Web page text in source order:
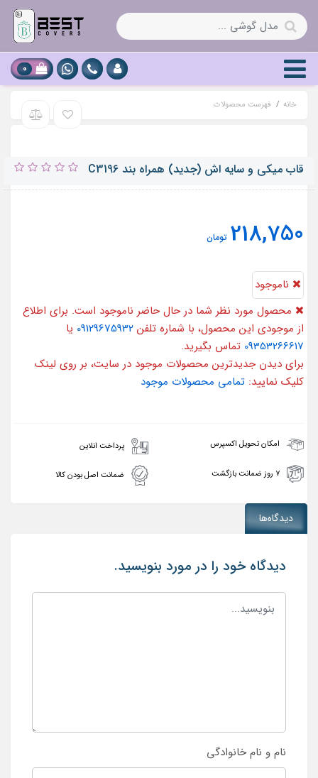
0
خانه فهرست محصولات
قاب میکی و سایه اش (جدید) همراه بند C3196
218,750 تومان
ناموجود
محصول مورد نظر شما در حال حاضر ناموجود است. برای اطلاع
از موجودی این محصول، با شماره تلفن 09129675932 یا
09353266617 تماس بگیرید.
برای دیدن جدیدترین محصولات موجود در سایت، بر روی لینک
کلیک نمایید: تمامی محصولات موجود
امکان تحویل اکسپرس پرداخت انلاین
۷ روز ضمانت بازگشت ضمانت اصل بودن کالا
دیدگاه‌ها
دیدگاه خود را در مورد بنویسید.
نام و نام خانوادگی